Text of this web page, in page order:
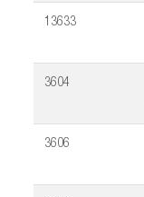
13633
3604
3606